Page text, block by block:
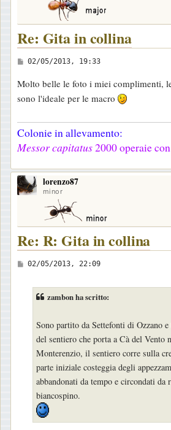
Re: Gita in collina
M
s
s
g
g
o
02/05/2013, 19:33
Molto belle le foto i miei complimenti,
sono l'ideale per le macro
Colonie in allevamento:
Messor capitatus2000 operaie
lorenzo87
minor
Re: R: Gita in collina
M
02/05/2013, 22:09
zambon ha scritto:
Sono partito da Settefonti di Ozzano
del sentiero che porta a Cà del Vento
Monterenzio, il sentiero corre sulla
parte iniziale costeggia degli
abbandonati da tempo e circondati da
biancospino.